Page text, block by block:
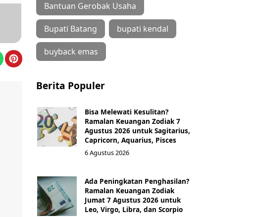
Bantuan Gerobak Usaha
Bupati Batang bupati kendal
buyback emas
Berita Populer
Bisa Melewati Kesulitan?
Ramalan Keuangan Zodiak 7
Agustus 2026 untuk Sagitarius,
Capricorn, Aquarius, Pisces
6 Agustus 2026
Ada Peningkatan Penghasilan?
Ramalan Keuangan Zodiak
Jumat 7 Agustus 2026 untuk
Leo, Virgo, Libra, dan Scorpio